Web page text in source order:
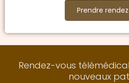
Prendre
Rendez-vous
nouveaux